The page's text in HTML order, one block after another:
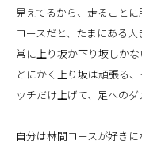
見えてるから、走ること
コースだと、たまにある大
常に上り坂か下り坂しかな
とにかく上り坂は頑張る
ッチだけ上げて、足への
自分は林間コースが好き